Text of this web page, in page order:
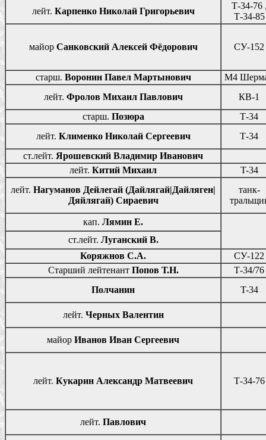
лейт. Карпенко Николай Григорьевич
Т-34-76
Т-34-85
майор Санковский Алексей Фёдорович СУ-152
старш. Воронин Павел Мартынович
М4
лейт. Фролов Михаил Павлович
КВ-1
старш. Позюра
Т-34
лейт. Клименко Николай Сергеевич
Т-34
ст.лейт. Ярошевский Владимир Иванович
лейт. Китий Михаил
T-34
лейт. Нагуманов Дейлегай (Дайлягай|Дайляген|
Дяйлягай) Сираевич
танк-
кап. Лямин Е.
ст.лейт. Луганский В.
Коряжнов С.А.
СУ-122
Старший лейтенант Попов Т.Н.
Т-34/76
Полчанин
T-34
лейт. Черных Валентин
майор Иванов Иван Сергеевич
лейт. Кукарин Александр Матвеевич Т-34-76
лейт. Павлович